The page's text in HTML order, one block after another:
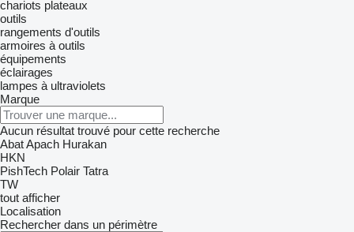
chariots plateaux
outils
rangements d'outils
armoires à outils
équipements
éclairages
lampes à ultraviolets
Marque
Aucun résultat trouvé pour cette recherche
AbatApach Hurakan
HKN
PishTech Polair Tatra
TW
tout afficher
Localisation
Rechercher dans un périmètre